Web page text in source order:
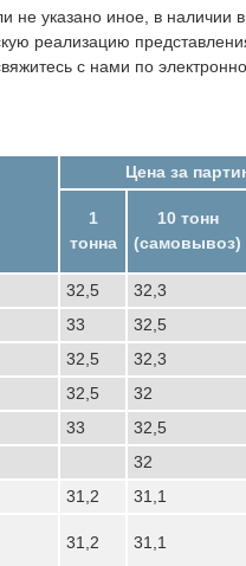
указано иное, в
реализацию
с нами по
Цена за
1
тонна
10 тонн
(самовывоз)
32,5
32,3
33
32,5
32,5
32,3
32,5
32
33
32,5
32
31,2
31,1
31,2 31,1